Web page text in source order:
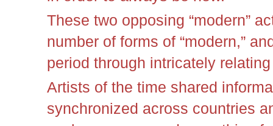
These two opposing “modern”
number of forms of “modern,”
period through intricately
Artists of the time shared
synchronized across countries